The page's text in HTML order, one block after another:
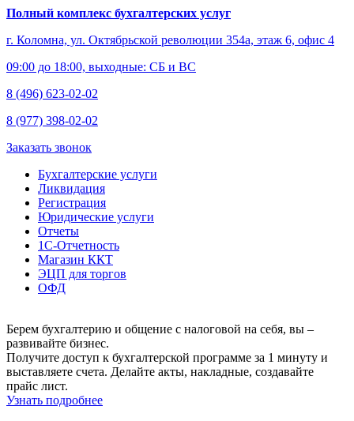
Полный комплекс бухгалтерских услуг
г. Коломна, ул. Октябрьской революции 354а, этаж 6, офис 4
09:00 до 18:00, выходные: СБ и ВС
8 (496) 623-02-02
8 (977) 398-02-02
Заказать звонок
Бухгалтерские услуги
Ликвидация
Регистрация
Юридические услуги
Отчеты
1С-Отчетность
Магазин ККТ
ЭЦП для торгов
ОФД
Берем бухгалтерию и общение с налоговой на себя, вы –
развивайте бизнес.
Получите доступ к бухгалтерской программе за 1 минуту и
выставляете счета. Делайте акты, накладные, создавайте
прайс лист.
Узнать подробнее